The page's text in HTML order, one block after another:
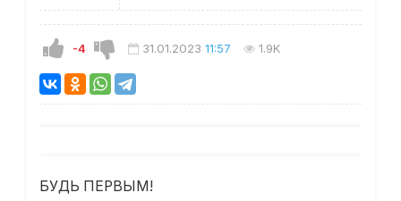
-4 31.01.2023 11:57 1.9K
БУДЬ ПЕРВЫМ!